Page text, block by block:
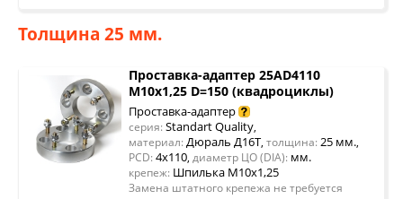
Толщина 25 мм.
Проставка-адаптер 25AD4110
М10х1,25 D=150 (квадроциклы)
Проставка-адаптер
серия: Standart Quality,
материал: Дюраль Д16Т, толщина: 25 мм.,
PCD: 4x110, диаметр ЦО (DIA): мм.
крепеж: Шпилька М10х1,25
Замена штатного крепежа не требуется